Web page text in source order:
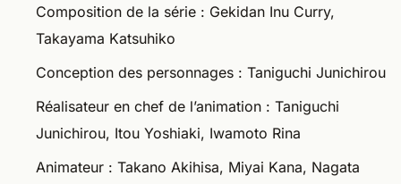
Composition de la série : Gekidan Inu Curry,
Takayama Katsuhiko
Conception des personnages : Taniguchi Junichirou
Réalisateur en chef de l’animation : Taniguchi
Junichirou, Itou Yoshiaki, Iwamoto Rina
Animateur : Takano Akihisa, Miyai Kana, Nagata